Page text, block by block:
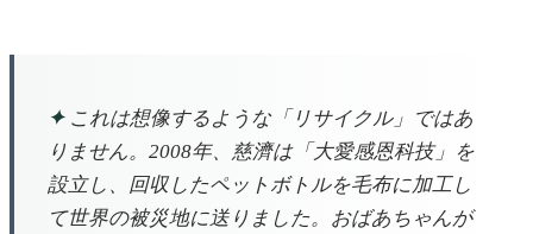
✦これは想像するような「リサイクル」ではあ
りません。2008年、慈濟は「大愛感恩科技」を
設立し、回収したペットボトルを毛布に加工し
て世界の被災地に送りました。おばあちゃんが